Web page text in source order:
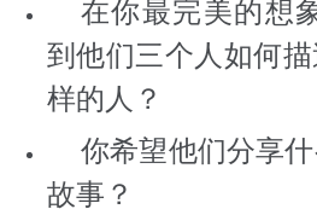
在你最完美的想
到他们三个人如何
样的人？
你希望他们分享
故事？